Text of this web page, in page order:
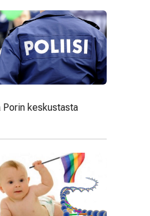
Porin keskustasta